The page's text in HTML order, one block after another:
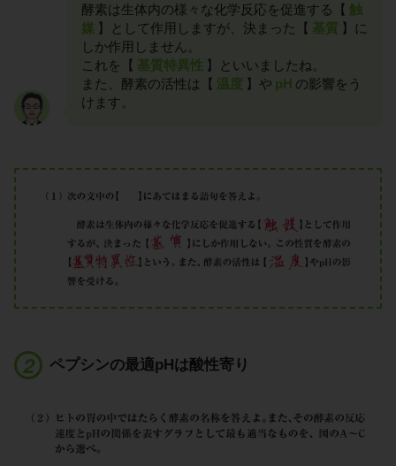
酵素は生体内の様々な化学反応を促進する【 触
媒 】として作用しますが、決まった【 基質 】に
しか作用しません。
これを【 基質特異性 】といいましたね。
また、酵素の活性は【 温度 】や pH の影響をう
けます。
ペプシンの最適pHは酸性寄り